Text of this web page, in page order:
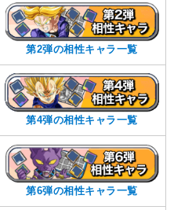
第2弾の相性キャラ一覧
第4弾の相性キャラ一覧
第6弾の相性キャラ一覧